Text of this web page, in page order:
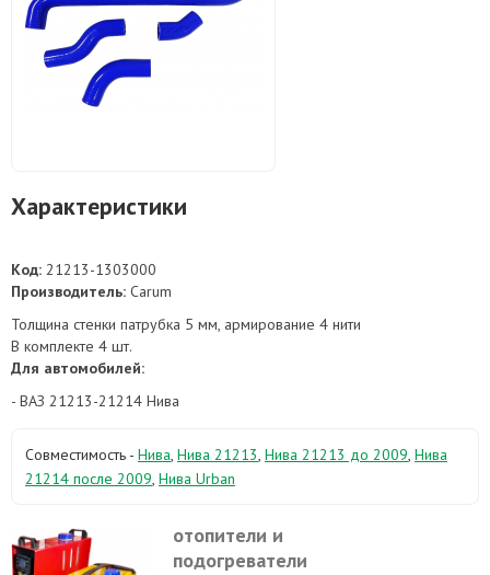
Характеристики
Код: 21213-1303000
Производитель: Carum
Толщина стенки патрубка 5 мм, армирование 4 нити
В комплекте 4 шт.
Для автомобилей:
- ВАЗ 21213-21214 Нива
Совместимость - Нива, Нива 21213, Нива 21213 до 2009, Нива
21214 после 2009, Нива Urban
отопители и
подогреватели